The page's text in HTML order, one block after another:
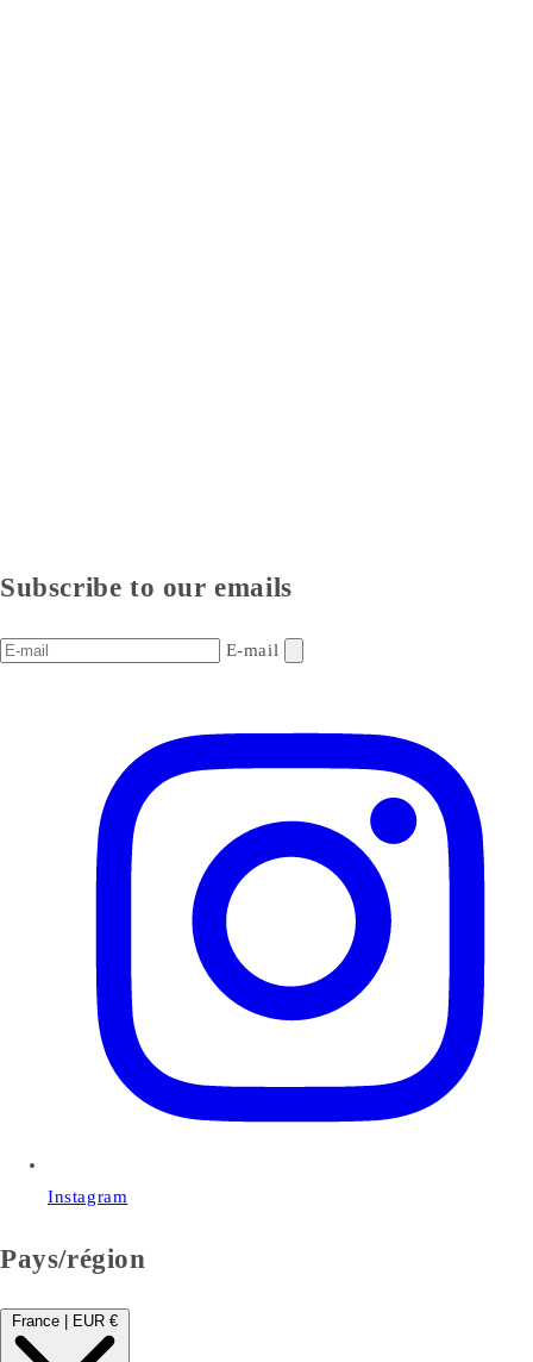
Subscribe to our emails
E-mail
Instagram
Pays/région
France | EUR €